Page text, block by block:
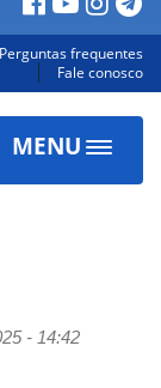
Perguntas frequentes
Fale conosco
MENU
Toggle
- 14:42